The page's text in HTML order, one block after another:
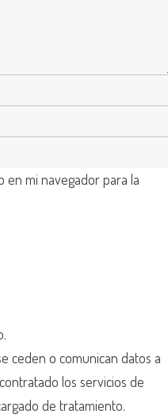
en mi navegador para la
ceden o comunican datos a
los servicios de
de tratamiento.